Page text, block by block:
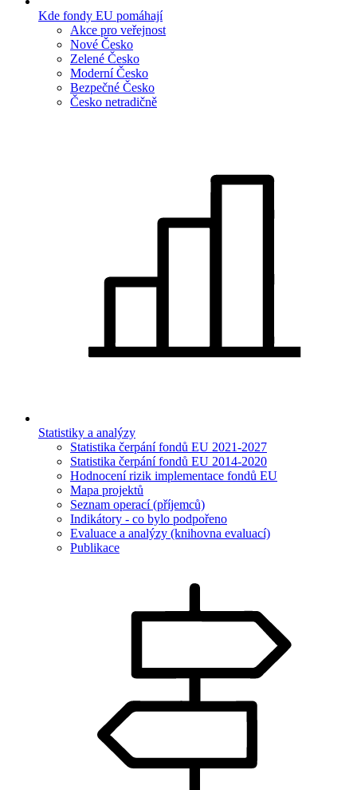
Kde fondy EU pomáhají
Akce pro veřejnost
Nové Česko
Zelené Česko
Moderní Česko
Bezpečné Česko
Česko netradičně
Statistiky a analýzy
Statistika čerpání fondů EU 2021-2027
Statistika čerpání fondů EU 2014-2020
Hodnocení rizik implementace fondů EU
Mapa projektů
Seznam operací (příjemců)
Indikátory - co bylo podpořeno
Evaluace a analýzy (knihovna evaluací)
Publikace